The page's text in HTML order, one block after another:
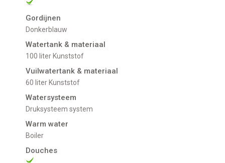
Gordijnen
Donkerblauw
Watertank & materiaal
100 liter Kunststof
Vuilwatertank & materiaal
60 liter Kunststof
Watersysteem
Druksysteem system
Warm water
Boiler
Douches